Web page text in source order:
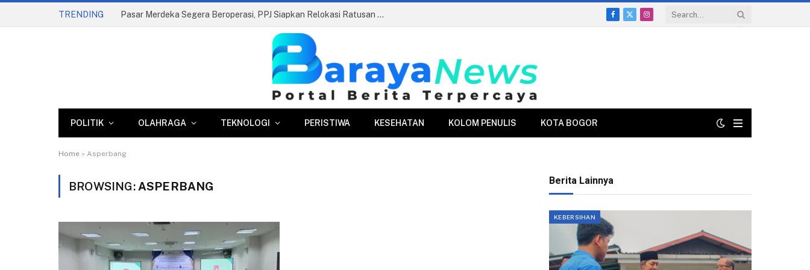
TRENDING Pasar Merdeka Segera Beroperasi, PPJ Siapkan Relokasi Ratusan Pedagang dan PKL
Facebook
X
Instagram
POLITIK OLAHRAGA TEKNOLOGI PERISTIWA KESEHATAN KOLOM PENULIS KOTA BOGOR
Home » Asperbang
BROWSING: ASPERBANG Berita Lainnya
KEBERSIHAN